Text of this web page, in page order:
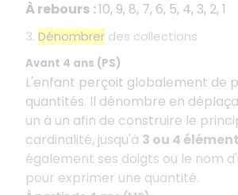
À rebours :10, 9, 8, 7, 6, 5, 4, 3, 2, 1
3. Dénombrer des collections
Avant 4 ans (PS)
L'enfant perçoit globalement de
quantités. Il dénombre en
un à un afin de construire le
cardinalité, jusqu'à 3 ou 4
également ses doigts ou le nom
pour exprimer une quantité.